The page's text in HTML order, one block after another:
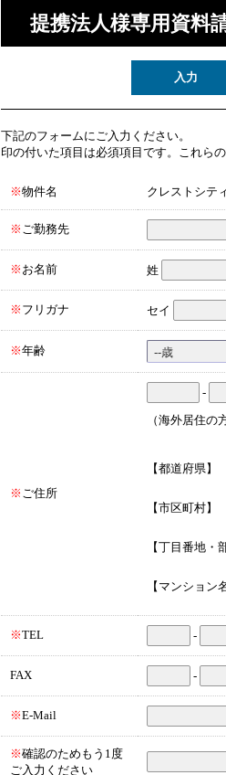
提携法人様専用資料
入力
下記のフォームにご入力ください。
印の付いた項目は必須項目です。これら
※物件名 クレストシテ
※ ご勤務先
※ お名前 姓
※ フリガナ セイ
※年齢
※ ご住所
-
（海外居住
【都道府県】
【市区町村】
【丁目番地・
【マンション
※TEL -
FAX -
※E-Mail
※確認のためもう1度
ご入力ください